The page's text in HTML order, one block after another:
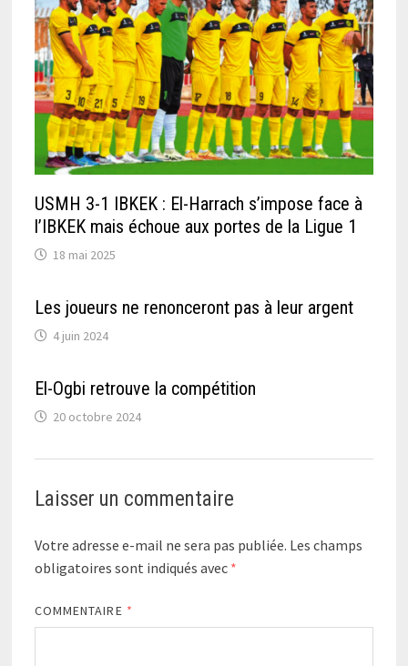
USMH 3-1 IBKEK : El-Harrach s’impose face à
l’IBKEK mais échoue aux portes de la Ligue 1
18 mai 2025
Les joueurs ne renonceront pas à leur argent
4 juin 2024
El-Ogbi retrouve la compétition
20 octobre 2024
Laisser un commentaire
Votre adresse e-mail ne sera pas publiée. Les champs
obligatoires sont indiqués avec *
COMMENTAIRE *